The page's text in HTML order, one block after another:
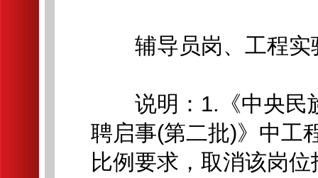
辅导员岗、工程实
说明：1.《中央民
聘启事(第二批)》中工
比例要求，取消该岗